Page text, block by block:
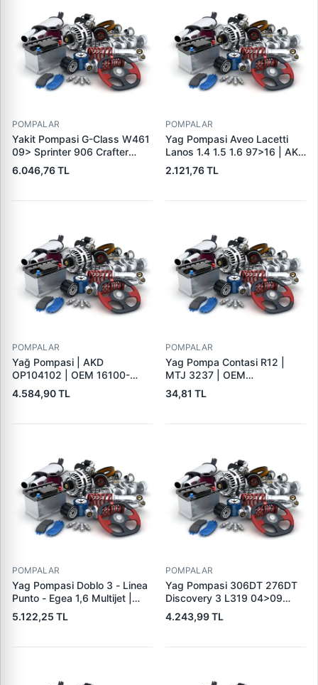
POMPALAR
Yakit Pompasi G-Class W461
09> Sprinter 906 Crafter
2,0TDI 2,5TDI 06>16 |
PIERBURG 7.07795.01.0 |
6.046,76 TL
POMPALAR
Yag Pompasi Aveo Lacetti
Lanos 1.4 1.5 1.6 97>16 | AKD
OP104111 | OEM 25182606
2.121,76 TL
POMPALAR
Yağ Pompasi | AKD
OP104102 | OEM 16100-
M86J00 16100-N86J00
55185375 55232196
93177337 646079 646100
4.584,90 TL
POMPALAR
Yag Pompa Contasi R12 |
MTJ 3237 | OEM
7700550330
34,81 TL
POMPALAR
Yag Pompasi Doblo 3 - Linea
Punto - Egea 1,6 Multijet |
AKD OP104124 | OEM
55207179 646107 55271883
5.122,25 TL
POMPALAR
Yag Pompasi 306DT 276DT
Discovery 3 L319 04>09
Discovery 4 L319 09>18
Discovery 5 L462 16> Range
Rover 4 L405 12> Sport 1
4.243,99 TL